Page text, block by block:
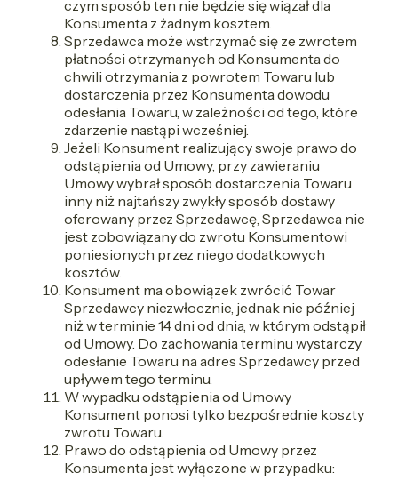
czym sposób ten nie będzie się wiązał dla
Konsumenta z żadnym kosztem.
Sprzedawca może wstrzymać się ze zwrotem
płatności otrzymanych od Konsumenta do
chwili otrzymania z powrotem Towaru lub
dostarczenia przez Konsumenta dowodu
odesłania Towaru, w zależności od tego, które
zdarzenie nastąpi wcześniej.
Jeżeli Konsument realizujący swoje prawo do
odstąpienia od Umowy, przy zawieraniu
Umowy wybrał sposób dostarczenia Towaru
inny niż najtańszy zwykły sposób dostawy
oferowany przez Sprzedawcę, Sprzedawca nie
jest zobowiązany do zwrotu Konsumentowi
poniesionych przez niego dodatkowych
kosztów.
Konsument ma obowiązek zwrócić Towar
Sprzedawcy niezwłocznie, jednak nie później
niż w terminie 14 dni od dnia, w którym odstąpił
od Umowy. Do zachowania terminu wystarczy
odesłanie Towaru na adres Sprzedawcy przed
upływem tego terminu.
W wypadku odstąpienia od Umowy
Konsument ponosi tylko bezpośrednie koszty
zwrotu Towaru.
Prawo do odstąpienia od Umowy przez
Konsumenta jest wyłączone w przypadku: